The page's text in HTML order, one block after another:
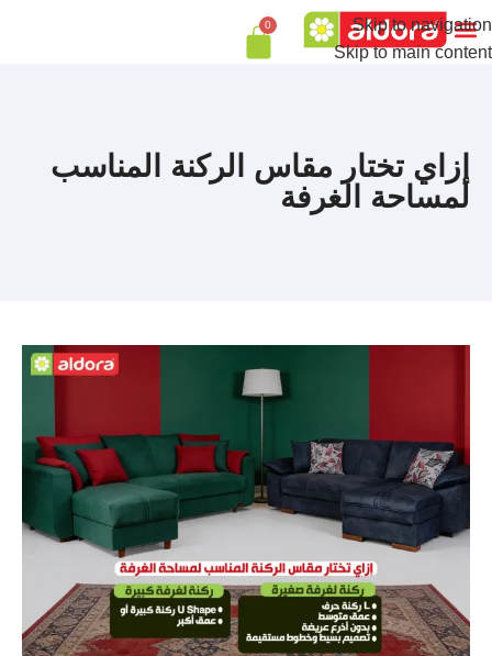
Skip to navigation
Skip to main content
0
إزاي تختار مقاس الركنة المناسب
لمساحة الغرفة